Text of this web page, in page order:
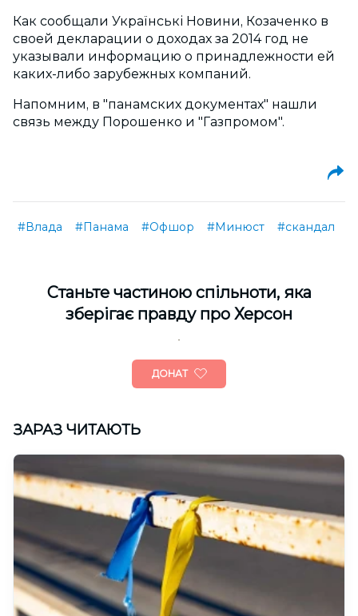
Как сообщали Українські Новини, Козаченко в
своей декларации о доходах за 2014 год не
указывали информацию о принадлежности ей
каких-либо зарубежных компаний.
Напомним, в "панамских документах" нашли
связь между Порошенко и "Газпромом".
#Влада #Панама #Офшор #Минюст #скандал
Cтаньте частиною спільноти, яка
зберігає правду про Херсон
ДОНАТ
ЗАРАЗ ЧИТАЮТЬ